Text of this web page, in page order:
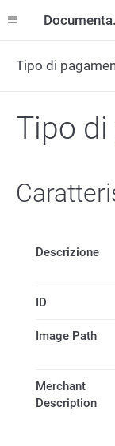
Tipo di
Tipo
Descrizione
ID
Image Path
Merchant
Description